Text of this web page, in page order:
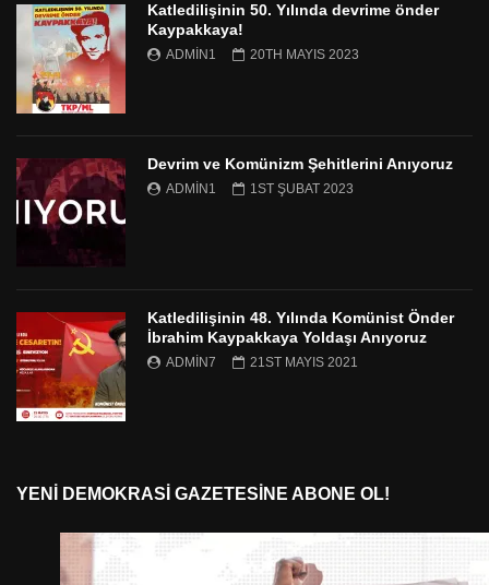
Katledilişinin 50. Yılında devrime önder
Kaypakkaya!
ADMIN1 20TH MAYIS 2023
Devrim ve Komünizm Şehitlerini Anıyoruz
ADMIN1 1ST ŞUBAT 2023
Katledilişinin 48. Yılında Komünist Önder
İbrahim Kaypakkaya Yoldaşı Anıyoruz
ADMIN7 21ST MAYIS 2021
YENI DEMOKRASI GAZETESINE ABONE OL!